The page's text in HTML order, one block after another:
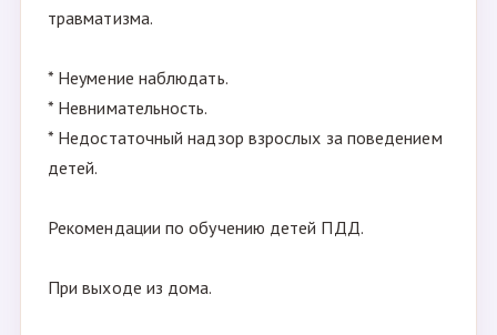
травматизма.
* Неумение наблюдать.
* Невнимательность.
* Недостаточный надзор взрослых за поведением
детей.
Рекомендации по обучению детей ПДД.
При выходе из дома.